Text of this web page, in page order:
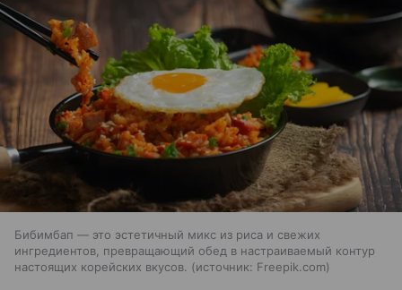
Бибимбап — это эстетичный микс из риса и свежих
ингредиентов, превращающий обед в настраиваемый контур
настоящих корейских вкусов.
источник: Freepik.com